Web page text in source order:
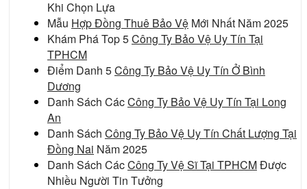
Khi Chọn Lựa
Mẫu Hợp Đồng Thuê Bảo Vệ Mới Nhất Năm 2025
Khám Phá Top 5Công Ty Bảo Vệ Uy Tín Tại
TPHCM
Điểm Danh 5Công Ty Bảo Vệ Uy Tín Ở Bình
Dương
Danh Sách CácCông Ty Bảo Vệ Uy Tín Tại Long
An
Danh Sách Công Ty Bảo Vệ Uy Tín Chất Lượng Tại
Đồng Nai Năm 2025
Danh Sách CácCông Ty Vệ Sĩ Tại TPHCMĐược
Nhiều Người Tin Tưởng